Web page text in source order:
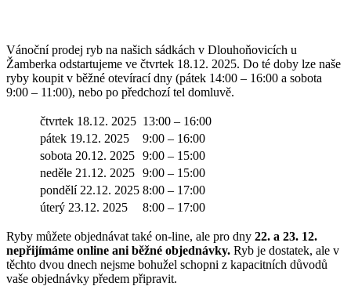
Vánoční prodej ryb na našich sádkách v Dlouhoňovicích u
Žamberka odstartujeme ve čtvrtek 18.12. 2025. Do té doby lze naše
ryby koupit v běžné otevírací dny (pátek 14:00 – 16:00 a sobota
9:00 – 11:00), nebo po předchozí tel domluvě.
čtvrtek 18.12. 2025 13:00 – 16:00
pátek 19.12. 2025
9:00 – 16:00
sobota 20.12. 2025 9:00 – 15:00
neděle 21.12. 2025 9:00 – 15:00
pondělí 22.12. 2025 8:00 – 17:00
úterý 23.12. 2025
8:00 – 17:00
Ryby můžete objednávat také on-line, ale pro dny 22. a 23. 12.
nepřijímáme online ani běžné objednávky. Ryb je dostatek, ale v
těchto dvou dnech nejsme bohužel schopni z kapacitních důvodů
vaše objednávky předem připravit.